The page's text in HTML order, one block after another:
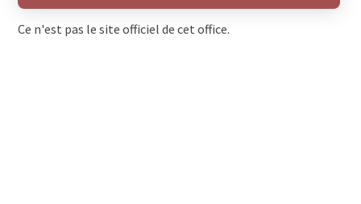
Ce n'est pas le site officiel de cet office.